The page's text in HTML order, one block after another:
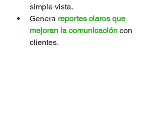
simple vista.
Genera reportes claros que
mejoran la comunicación con
clientes.